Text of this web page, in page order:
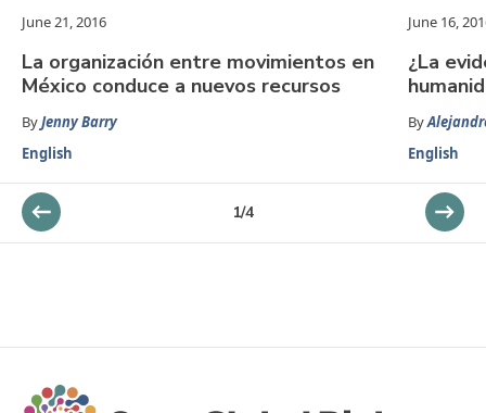
June 21, 2016
La organización entre movimientos en
México conduce a nuevos recursos
ByJenny Barry
English
June 16,
¿La
By
English
1/4